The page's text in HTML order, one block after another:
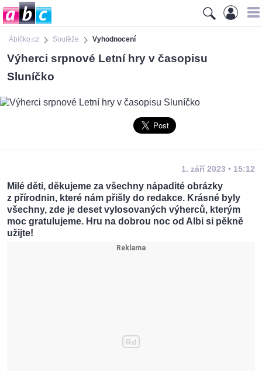
Ábíčko.cz Soutěže Vyhodnocení
Výherci srpnové Letní hry v časopisu
Sluníčko
1. září 2023 • 15:12
Milé děti, děkujeme za všechny nápadité obrázky
z přírodnin, které nám přišly do redakce. Krásné byly
všechny, zde je deset vylosovaných výherců, kterým
moc gratulujeme. Hru na dobrou noc od Albi si pěkně
užijte!